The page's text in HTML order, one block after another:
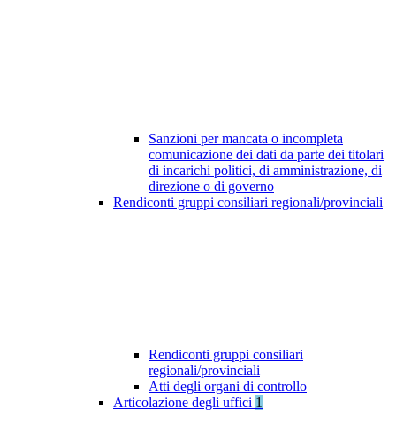
Sanzioni per mancata o incompleta
comunicazione dei dati da parte dei titolari
di incarichi politici, di amministrazione, di
direzione o di governo
Rendiconti gruppi consiliari regionali/provinciali
Rendiconti gruppi consiliari
regionali/provinciali
Atti degli organi di controllo
Articolazione degli uffici 1